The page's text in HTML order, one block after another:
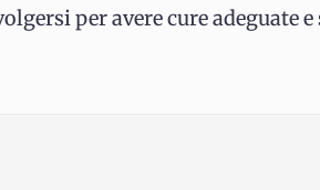
per avere cure adeguate